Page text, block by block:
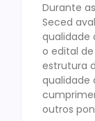
Durante
Seced
qualidade
o edital
estrutura
qualidade
outros